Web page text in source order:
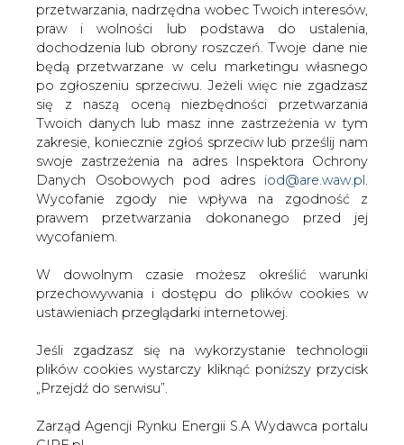
przetwarzania, nadrzędna wobec Twoich interesów,
praw i wolności lub podstawa do ustalenia,
dochodzenia lub obrony roszczeń. Twoje dane nie
będą przetwarzane w celu marketingu własnego
po zgłoszeniu sprzeciwu. Jeżeli więc nie zgadzasz
się z naszą oceną niezbędności przetwarzania
Twoich danych lub masz inne zastrzeżenia w tym
zakresie, koniecznie zgłoś sprzeciw lub prześlij nam
swoje zastrzeżenia na adres Inspektora Ochrony
Danych Osobowych pod adres iod@are.waw.pl
Wycofanie zgody nie wpływa na zgodność z
prawem przetwarzania dokonanego przed jej
wycofaniem.
W dowolnym czasie możesz określić warunki
przechowywania i dostępu do plików cookies w
ustawieniach przeglądarki internetowej.
Jeśli zgadzasz się na wykorzystanie technologii
plików cookies wystarczy kliknąć poniższy przycisk
„Przejdź do serwisu”.
Zarząd Agencji Rynku Energii S.A Wydawca portalu
Jan-19 20,53
Mar-19 20,60
Jun-19 20,68
Sep-19 20,77
Dec-19 20,87 47 000
Mar-20 21,02
Jun-20 21,14
Dec-20 21,41 67 000
Jun-21 21,77
Sep-21
Dec-21 22,04